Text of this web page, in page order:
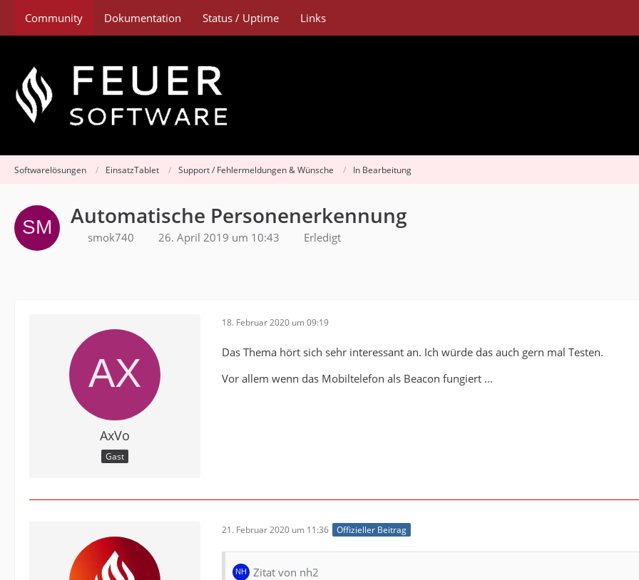
Community Dokumentation Status / Uptime Links
Softwarelösungen EinsatzTablet Support / Fehlermeldungen & Wünsche In Bearbeitung
Automatische Personenerkennung
smok740 26. April 2019 um 10:43 Erledigt
AxVo
Gast
18. Februar 2020 um 09:19
Das Thema hört sich sehr interessant an. Ich würde das auch gern mal Testen.
Vor allem wenn das Mobiltelefon als Beacon fungiert ...
21. Februar 2020 um 11:36 Offizieller Beitrag
Zitat von nh2